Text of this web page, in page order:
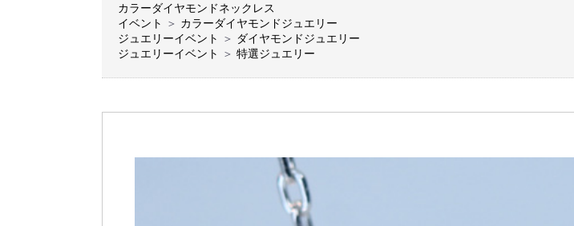
カラーダイヤモンドネックレス
イベント
＞ カラーダイヤモンドジュエリー
ジュエリーイベント
＞ ダイヤモンドジュエリー
ジュエリーイベント
＞ 特選ジュエリー